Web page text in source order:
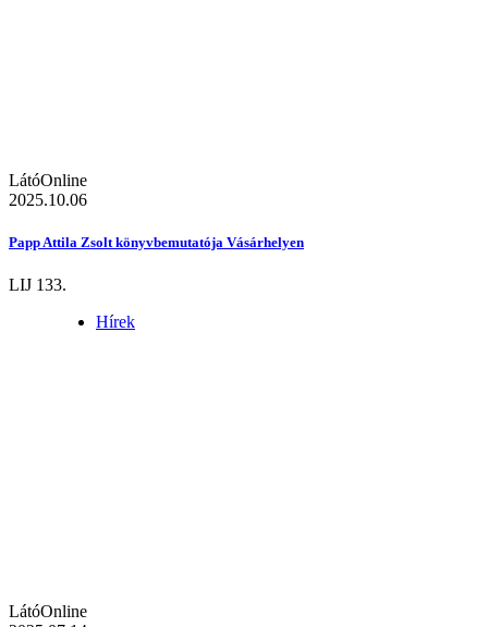
LátóOnline
2025.10.06
Papp Attila Zsolt könyvbemutatója Vásárhelyen
LIJ 133.
Hírek
LátóOnline